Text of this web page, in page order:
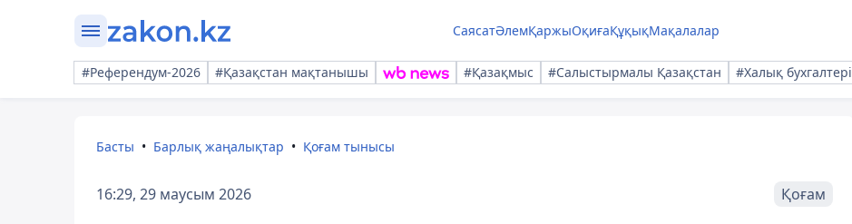
СаясатӘлемҚаржыОқиғаҚұқықМақалалар
#Референдум-2026 #Қазақстан мақтанышы #Қазақмыс #Салыстырмалы Қазақстан #Халық бухгалтері
Басты Барлық жаңалықтар Қоғам тынысы
16:29, 29 маусым 2026 Қоғам